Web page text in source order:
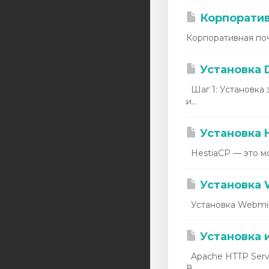
Корпоративная
Установка
Шаг 1:
и...
Установка
HestiaCP — это
Установка
Установка
Установка
Apache HTTP